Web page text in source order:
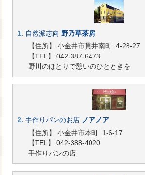
1. 自然派志向 野乃草茶房
【住所】 小金井市貫井南町 4-28-27
【TEL】 042-387-6473
野川のほとりで憩いのひとときを
2. 手作りパンのお店 ノアノア
【住所】 小金井市本町 1-6-17
【TEL】 042-388-4020
手作りパンの店